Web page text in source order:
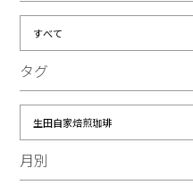
タグ
月別